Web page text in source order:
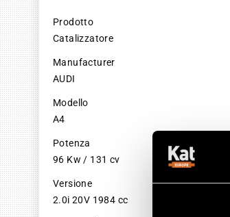
Prodotto
Catalizzatore
Manufacturer
AUDI
Modello
A4
Potenza
96 Kw / 131 cv
Versione
2.0i 20V 1984 cc